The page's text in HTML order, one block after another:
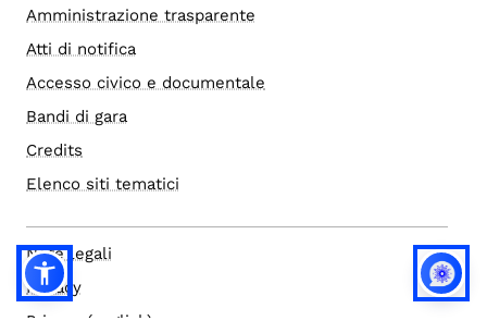
Amministrazione trasparente
Atti di notifica
Accesso civico e documentale
Bandi di gara
Credits
Elenco siti tematici
Note legali
Privacy
Privacy (english)